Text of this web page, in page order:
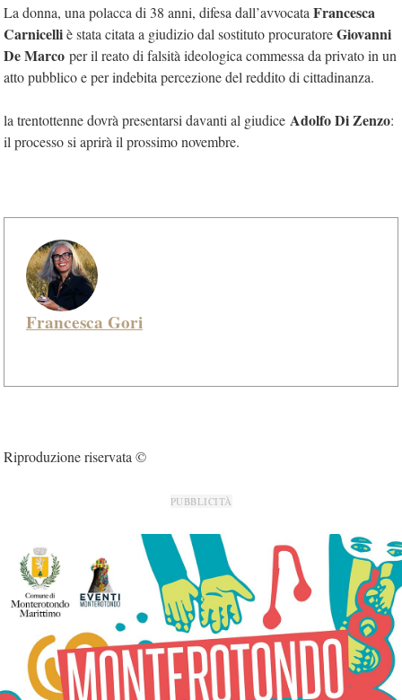
La donna, una polacca di 38 anni, difesa dall’avvocata Francesca
Carnicelliè stata citata a giudizio dal sostituto procuratoreGiovanni
De Marco per il reato di falsità ideologica commessa da privato in un
atto pubblico e per indebita percezione del reddito di cittadinanza.
la trentottenne dovrà presentarsi davanti al giudice Adolfo Di Zenzo:
il processo si aprirà il prossimo novembre.
Francesca Gori
Riproduzione riservata ©
PUBBLICITÀ